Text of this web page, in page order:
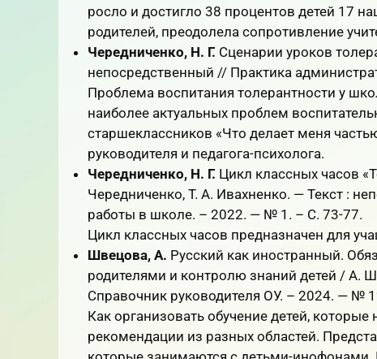
росло и достигло 38 процентов детей 17
родителей, преодолела сопротивление
Чередниченко, Н. Г. Сценарии уроков
непосредственный // Практика
Проблема воспитания толерантности у
наиболее актуальных проблем
старшеклассников «Что делает меня
руководителя и педагога-психолога.
Чередниченко, Н. Г. Цикл классных часов
Чередниченко, Т. А. Ивахненко. — Текст :
работы в школе. – 2022. — № 1. – С. 73-77.
Цикл классных часов предназначен для
Швецова, А. Русский как иностранный.
родителями и контролю знаний детей / А.
Справочник руководителя ОУ. – 2024. — №
Как организовать обучение детей,
рекомендации из разных областей.